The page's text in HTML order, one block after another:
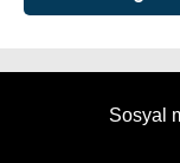
Sosyal